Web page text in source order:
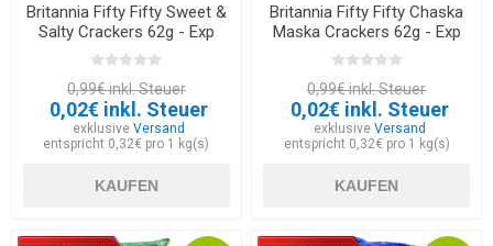
Britannia Fifty Fifty Sweet &
Salty Crackers 62g - Exp
12.03.2026
0,99€ inkl. Steuer
0,02€ inkl. Steuer
exklusiveVersand
entspricht 0,32€ pro 1 kg(s)
KAUFEN
Britannia Fifty Fifty Chaska
Maska Crackers 62g - Exp
12.03.2026
0,99€ inkl. Steuer
0,02€ inkl. Steuer
exklusive Versand
entspricht 0,32€ pro 1 kg(s)
KAUFEN